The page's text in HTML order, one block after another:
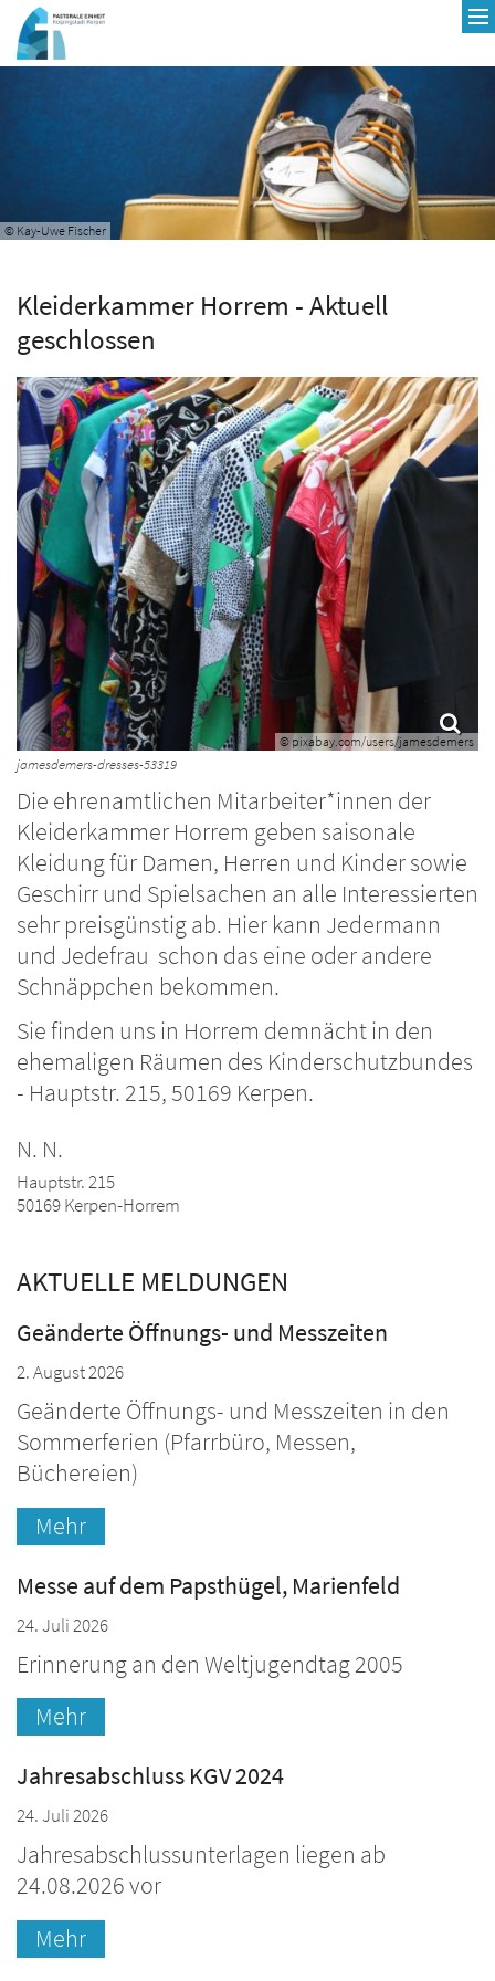
Zum Inhalt springen
© Kay-Uwe Fischer
Kleiderkammer Horrem - Aktuell
geschlossen
© pixabay.com/users/jamesdemers
jamesdemers-dresses-53319
Die ehrenamtlichen Mitarbeiter*innen der
Kleiderkammer Horrem geben saisonale
Kleidung für Damen, Herren und Kinder sowie
Geschirr und Spielsachen an alle Interessierten
sehr preisgünstig ab. Hier kann Jedermann
und Jedefrau schon das eine oder andere
Schnäppchen bekommen.
Sie finden uns in Horrem demnächt in den
ehemaligen Räumen des Kinderschutzbundes
- Hauptstr. 215, 50169 Kerpen.
N. N.
Hauptstr. 215
50169Kerpen-Horrem
AKTUELLE MELDUNGEN
Geänderte Öffnungs- und Messzeiten
2. August 2026
Geänderte Öffnungs- und Messzeiten in den
Sommerferien (Pfarrbüro, Messen,
Büchereien)
Mehr
Messe auf dem Papsthügel, Marienfeld
24. Juli 2026
Erinnerung an den Weltjugendtag 2005
Mehr
Jahresabschluss KGV 2024
24. Juli 2026
Jahresabschlussunterlagen liegen ab
24.08.2026 vor
Mehr